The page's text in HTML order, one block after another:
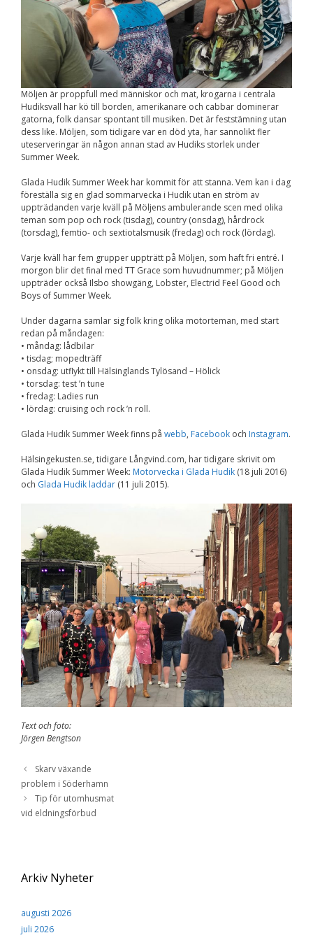
Möljen är proppfull med människor och mat, krogarna i centrala
Hudiksvall har kö till borden, amerikanare och cabbar dominerar
gatorna, folk dansar spontant till musiken. Det är feststämning utan
dess like. Möljen, som tidigare var en död yta, har sannolikt fler
uteserveringar än någon annan stad av Hudiks storlek under
Summer Week.
Glada Hudik Summer Week har kommit för att stanna. Vem kan i dag
föreställa sig en glad sommarvecka i Hudik utan en ström av
uppträdanden varje kväll på Möljens ambulerande scen med olika
teman som pop och rock (tisdag), country (onsdag), hårdrock
(torsdag), femtio- och sextiotalsmusik (fredag) och rock (lördag).
Varje kväll har fem grupper uppträtt på Möljen, som haft fri entré. I
morgon blir det final med TT Grace som huvudnummer; på Möljen
uppträder också Ilsbo showgäng, Lobster, Electrid Feel Good och
Boys of Summer Week.
Under dagarna samlar sig folk kring olika motorteman, med start
redan på måndagen:
• måndag: lådbilar
• tisdag; mopedträff
• onsdag: utflykt till Hälsinglands Tylösand – Hölick
• torsdag: test ’n tune
• fredag: Ladies run
• lördag: cruising och rock ’n roll.
Glada Hudik Summer Week finns på webb, Facebook och Instagram.
Hälsingekusten.se, tidigare Långvind.com, har tidigare skrivit om
Glada Hudik Summer Week: Motorvecka i Glada Hudik (18 juli 2016)
och Glada Hudik laddar (11 juli 2015).
Text och foto:
Jörgen Bengtson
Skarv växande
problem i Söderhamn
Tip för utomhusmat
vid eldningsförbud
Arkiv Nyheter
augusti 2026
juli 2026
För att vår
hemsida ska
prestera så bra
som möjligt
under ditt
besök. Om du
nekar de här
kakorna
kommer viss
funktionalitet
att försvinna
från
Marknadsföring
Genom att dela med
dig av dina intressen
och ditt beteende när
chansen att få se
personligt anpassat
innehåll och